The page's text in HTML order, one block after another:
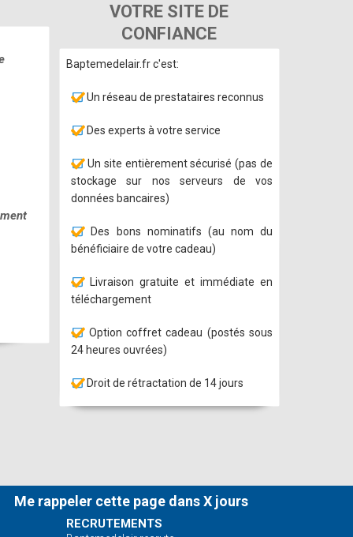
VOTRE SITE DE
CONFIANCE
Baptemedelair.fr c'est:
Un réseau de prestataires reconnus
Des experts à votre service
Un site entièrement sécurisé (pas de
stockage sur nos serveurs de vos
données bancaires)
Des bons nominatifs (au nom du
bénéficiaire de votre cadeau)
Livraison gratuite et immédiate en
téléchargement
Option coffret cadeau (postés sous
24 heures ouvrées)
Droit de rétractation de 14 jours
Me rappeler cette page dans X jours
RECRUTEMENTS